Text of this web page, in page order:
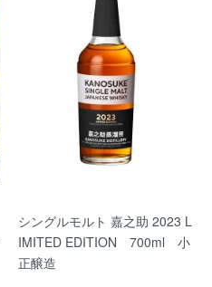
シングルモルト 嘉之助 2023 L
IMITED EDITION 700ml 小
正醸造